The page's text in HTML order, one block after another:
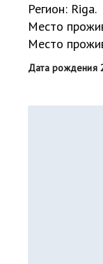
Регион: Riga.
Место
Место
Дата рождения